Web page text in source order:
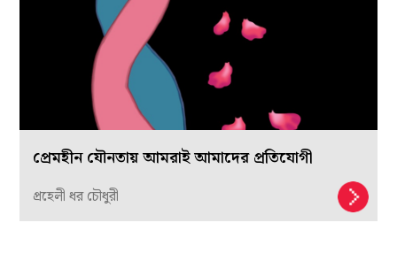
প্রেমহীন যৌনতায় আমরাই আমাদের প্রতিযোগী
প্রহেলী ধর চৌধুরী